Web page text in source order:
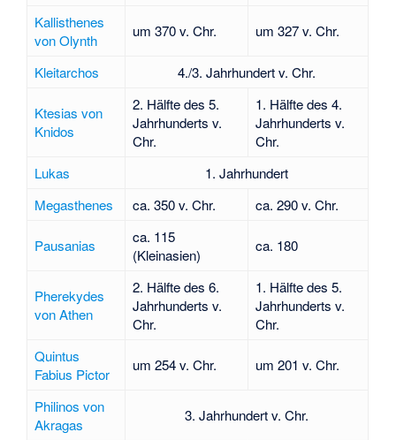
Kallisthenes
von Olynth
um 370 v. Chr. um 327 v. Chr.
Kleitarchos 4./3. Jahrhundert v. Chr.
Ktesias von
Knidos
2. Hälfte des 5.
Jahrhunderts v.
Chr.
1. Hälfte des 4.
Jahrhunderts v.
Chr.
Lukas
1. Jahrhundert
Megasthenes
ca. 350 v. Chr. ca. 290 v. Chr.
Pausanias
ca. 115
(Kleinasien)
ca. 180
Pherekydes
von Athen
2. Hälfte des 6.
Jahrhunderts v.
Chr.
1. Hälfte des 5.
Jahrhunderts v.
Chr.
Quintus
Fabius Pictor
um 254 v. Chr. um 201 v. Chr.
Philinos von
Akragas
3. Jahrhundert v. Chr.